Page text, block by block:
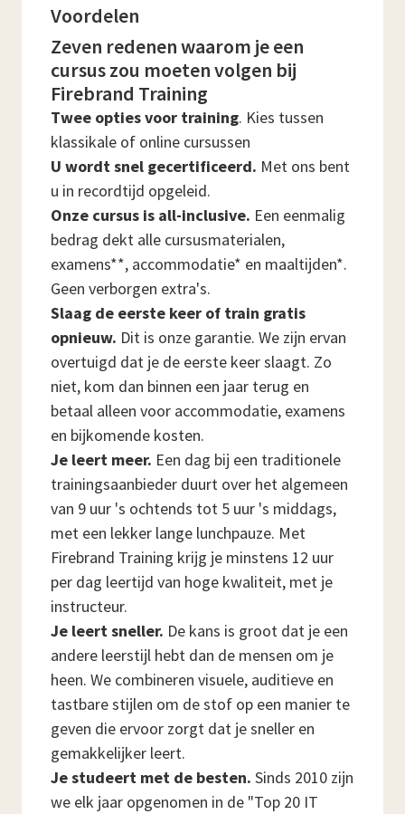
Voordelen
Zeven redenen waarom je een
cursus zou moeten volgen bij
Firebrand Training
Twee opties voor training. Kies tussen
klassikale of online cursussen
U wordt snel gecertificeerd. Met ons bent
u in recordtijd opgeleid.
Onze cursus is all-inclusive. Een eenmalig
bedrag dekt alle cursusmaterialen,
examens**, accommodatie* en maaltijden*.
Geen verborgen extra's.
Slaag de eerste keer of train gratis
opnieuw. Dit is onze garantie. We zijn ervan
overtuigd dat je de eerste keer slaagt. Zo
niet, kom dan binnen een jaar terug en
betaal alleen voor accommodatie, examens
en bijkomende kosten.
Je leert meer. Een dag bij een traditionele
trainingsaanbieder duurt over het algemeen
van 9 uur 's ochtends tot 5 uur 's middags,
met een lekker lange lunchpauze. Met
Firebrand Training krijg je minstens 12 uur
per dag leertijd van hoge kwaliteit, met je
instructeur.
Je leert sneller. De kans is groot dat je een
andere leerstijl hebt dan de mensen om je
heen. We combineren visuele, auditieve en
tastbare stijlen om de stof op een manier te
geven die ervoor zorgt dat je sneller en
gemakkelijker leert.
Je studeert met de besten. Sinds 2010 zijn
we elk jaar opgenomen in de "Top 20 IT